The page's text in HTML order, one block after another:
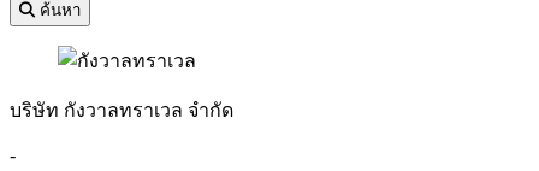
ค้นหา
บริษัท กังวาลทราเวล จำกัด
-